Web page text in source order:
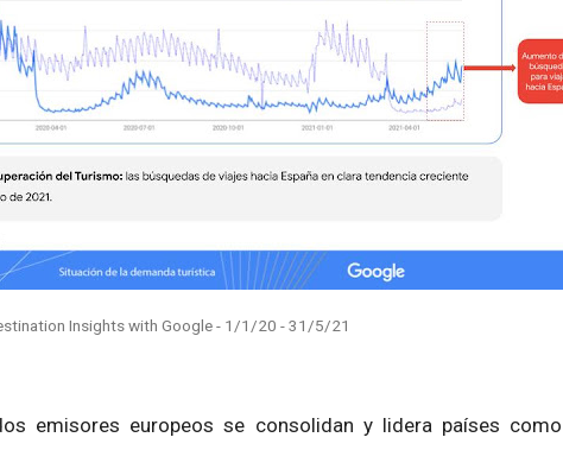
Insights with Google - 1/1/20 - 31/5/21
emisores europeos se consolidan y lidera países como